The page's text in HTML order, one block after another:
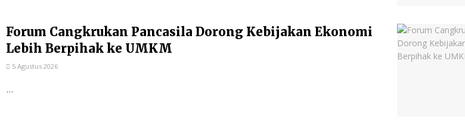
Forum Cangkrukan Pancasila Dorong Kebijakan Ekonomi
Lebih Berpihak ke UMKM
5 Agustus 2026
...